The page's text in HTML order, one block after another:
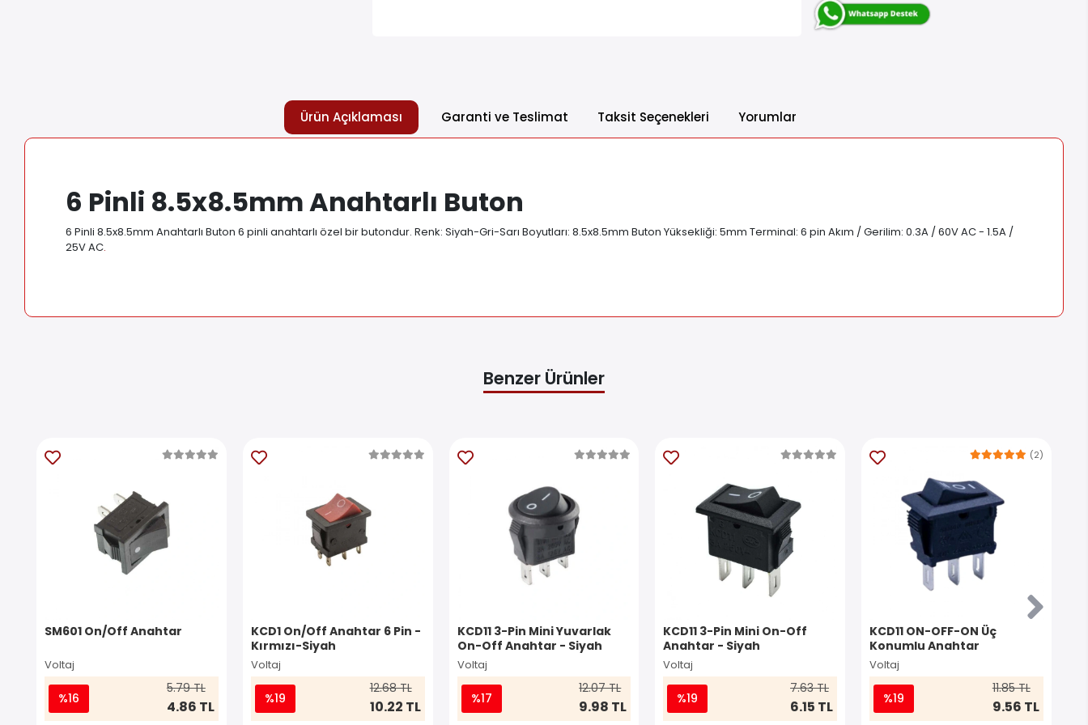
Ürün Açıklaması Garanti ve Teslimat Taksit Seçenekleri Yorumlar
6 Pinli 8.5x8.5mm Anahtarlı Buton
6 Pinli 8.5x8.5mm Anahtarlı Buton 6 pinli anahtarlı özel bir butondur. Renk: Siyah-Gri-Sarı Boyutları: 8.5x8.5mm Buton Yüksekliği: 5mm Terminal: 6 pin Akım / Gerilim: 0.3A / 60V AC - 1.5A /
25V AC.
Benzer Ürünler
SM601 On/Off Anahtar
Voltaj
%16
5.79 TL
4.86 TL
KCD1 On/Off Anahtar 6 Pin -
Kırmızı-Siyah
Voltaj
%19
12.68 TL
10.22 TL
KCD11 3-Pin Mini Yuvarlak
On-Off Anahtar - Siyah
Voltaj
%17
12.07 TL
9.98 TL
KCD11 3-Pin Mini On-Off
Anahtar - Siyah
Voltaj
%19
7.63 TL
6.15 TL
KCD11 ON-OFF-ON Üç
Konumlu Anahtar
Voltaj
(2)
%19
11.85 TL
9.56 TL